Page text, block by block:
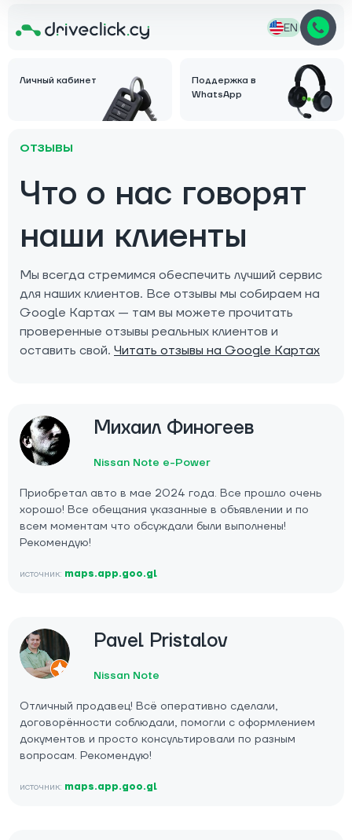
EN
Личный кабинет
Поддержка в
WhatsApp
ОТЗЫВЫ
Что о нас говорят
наши клиенты
Мы всегда стремимся обеспечить лучший сервис
для наших клиентов. Все отзывы мы собираем на
Google Картах — там вы можете прочитать
проверенные отзывы реальных клиентов и
оставить свой. Читать отзывы на Google Картах
Михаил Финогеев
Nissan Note e-Power
Приобретал авто в мае 2024 года. Все прошло очень
хорошо! Все обещания указанные в объявлении и по
всем моментам что обсуждали были выполнены!
Рекомендую!
источник: maps.app.goo.gl
Pavel Pristalov
Nissan Note
Отличный продавец! Всё оперативно сделали,
договорённости соблюдали, помогли с оформлением
документов и просто консультировали по разным
вопросам. Рекомендую!
источник: maps.app.goo.gl